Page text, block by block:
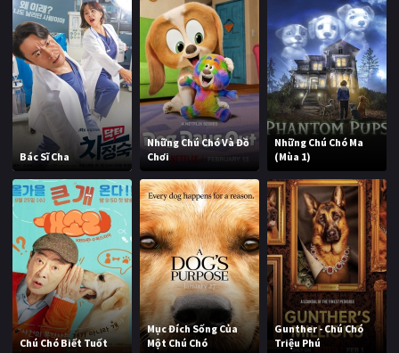
Bác Sĩ Cha
Những Chú Chó Và Đồ
Chơi
Những Chú Chó Ma
(Mùa 1)
Chú Chó Biết Tuốt
Mục Đích Sống Của
Một Chú Chó
Gunther - Chú Chó
Triệu Phú